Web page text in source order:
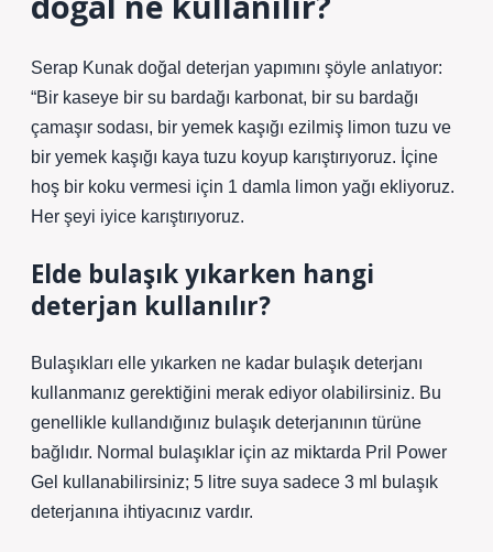
Serap Kunak doğal deterjan yapımını şöyle anlatıyor:
“Bir kaseye bir su bardağı karbonat, bir su bardağı
çamaşır sodası, bir yemek kaşığı ezilmiş limon tuzu ve
bir yemek kaşığı kaya tuzu koyup karıştırıyoruz. İçine
hoş bir koku vermesi için 1 damla limon yağı ekliyoruz.
Her şeyi iyice karıştırıyoruz.
Elde bulaşık yıkarken hangi
deterjan kullanılır?
Bulaşıkları elle yıkarken ne kadar bulaşık deterjanı
kullanmanız gerektiğini merak ediyor olabilirsiniz. Bu
genellikle kullandığınız bulaşık deterjanının türüne
bağlıdır. Normal bulaşıklar için az miktarda Pril Power
Gel kullanabilirsiniz; 5 litre suya sadece 3 ml bulaşık
deterjanına ihtiyacınız vardır.